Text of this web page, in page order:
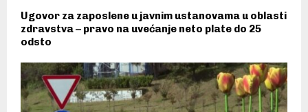
Ugovor za zaposlene u javnim ustanovama u oblasti
zdravstva – pravo na uvećanje neto plate do 25
odsto